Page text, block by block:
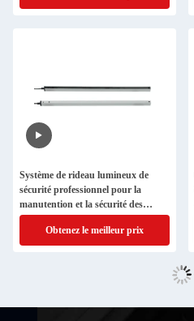
Système de rideau lumineux de
sécurité professionnel pour la
manutention et la sécurité des
portes automatiques
Obtenez le meilleur prix